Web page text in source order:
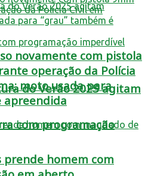
do Verão 2025 agitam
com programação
novamente com pistola
operação da Polícia
moto usada para
apreendida
prende homem com